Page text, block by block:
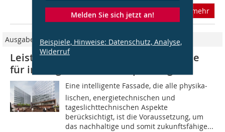
Melden Sie sich jetzt an!
Beispiele, Hinweise: Datenschutz, Analyse,
Widerruf
mehr
Ausgabe 09/2010
Leistungsträger Fassade Zukunftsziele
für intelligente Fassadenplanung
Eine intelligente Fassade, die alle physika­
lischen, energietechnischen und
tageslichttechnischen Aspekte
berücksichtigt, ist die Voraussetzung, um
das nachhaltige und somit zukunftsfähige...